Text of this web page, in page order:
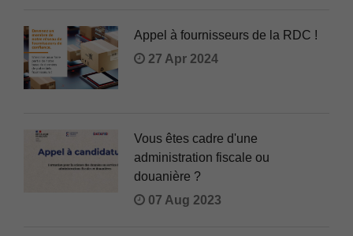
Appel à fournisseurs de la RDC !
27 Apr 2024
Vous êtes cadre d'une
administration fiscale ou
douanière ?
07 Aug 2023